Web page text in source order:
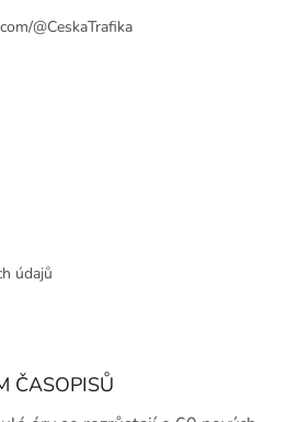
ý
@CeskaTrafika
údajů
ČASOPISŮ